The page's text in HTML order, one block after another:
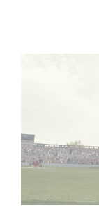
Mexico 86 :